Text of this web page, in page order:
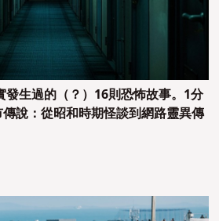
發生過的（？）16則恐怖故事。1分
說：從昭和時期怪談到網路靈異傳